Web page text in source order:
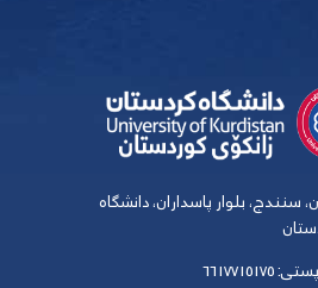
سنندج، بلوار پاسداران، دانشگاه
6617715175